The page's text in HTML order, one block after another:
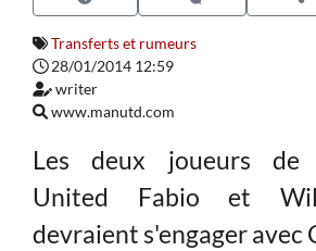
Transferts et rumeurs
28/01/2014 12:59
writer
www.manutd.com
Les deux joueurs de
United Fabio et
devraient s'engager avec